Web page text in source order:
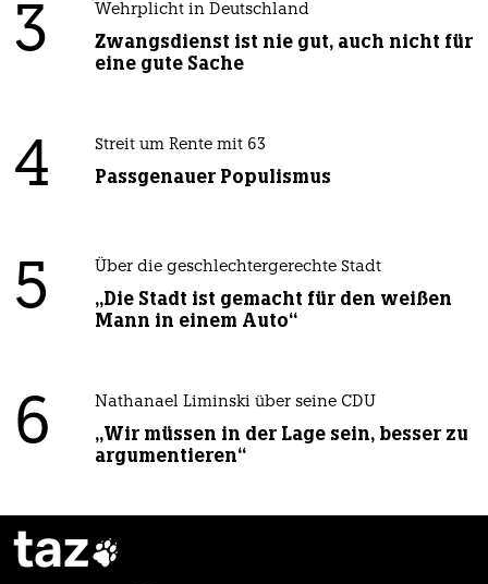
3 Wehrplicht in Deutschland
Zwangsdienst ist nie gut, auch nicht für
eine gute Sache
4 Streit um Rente mit 63
Passgenauer Populismus
5 Über die geschlechtergerechte Stadt
„Die Stadt ist gemacht für den weißen
Mann in einem Auto“
6 Nathanael Liminski über seine CDU
„Wir müssen in der Lage sein, besser zu
argumentieren“
taz